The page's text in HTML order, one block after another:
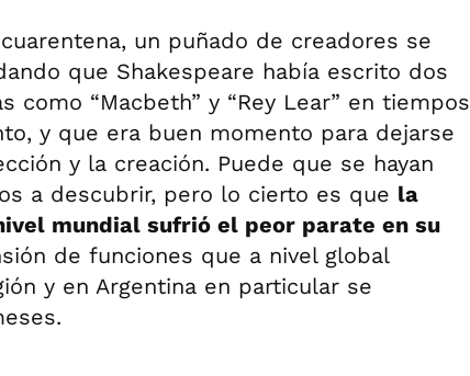
un puñado de creadores se
que Shakespeare había escrito dos
como “Macbeth” y “Rey Lear” en tiempos
y que era buen momento para dejarse
y la creación. Puede que se hayan
a descubrir, pero lo cierto es que la
mundial sufrió el peor parate en su
de funciones que a nivel global
y en Argentina en particular se